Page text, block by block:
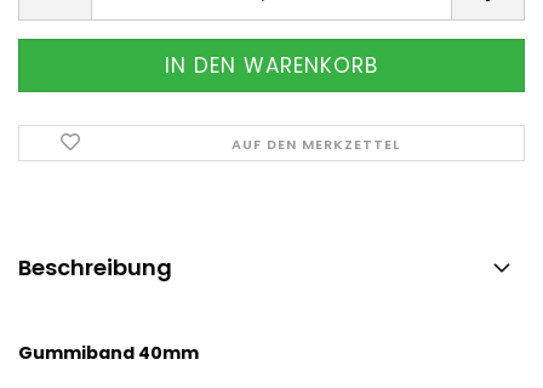
AUF DEN MERKZETTEL
Beschreibung
Gummiband 40mm